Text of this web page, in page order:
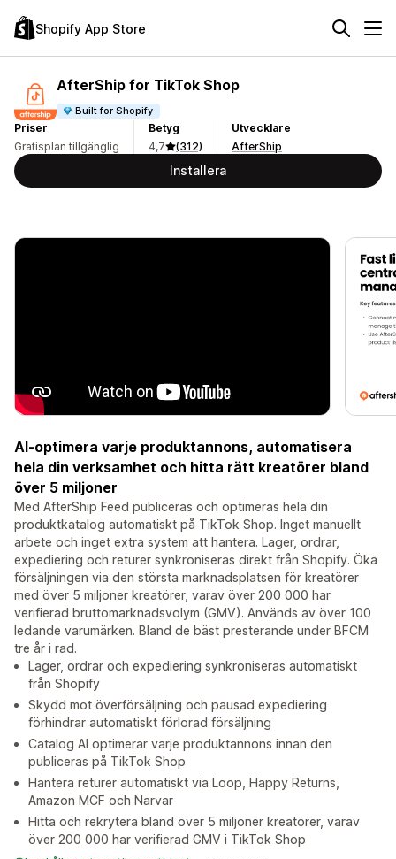
Shopify App Store
AfterShip for TikTok Shop
Built for Shopify
Priser
Gratisplan tillgänglig
Betyg
4,7
(312)
Utvecklare
AfterShip
Installera
AI-optimera varje produktannons, automatisera
hela din verksamhet och hitta rätt kreatörer bland
över 5 miljoner
Med AfterShip Feed publiceras och optimeras hela din
produktkatalog automatiskt på TikTok Shop. Inget manuellt
arbete och inget extra system att hantera. Lager, ordrar,
expediering och returer synkroniseras direkt från Shopify. Öka
försäljningen via den största marknadsplatsen för kreatörer
med över 5 miljoner kreatörer, varav över 200 000 har
verifierad bruttomarknadsvolym (GMV). Används av över 100
ledande varumärken. Bland de bäst presterande under BFCM
tre år i rad.
Lager, ordrar och expediering synkroniseras automatiskt
från Shopify
Skydd mot överförsäljning och pausad expediering
förhindrar automatiskt förlorad försäljning
Catalog AI optimerar varje produktannons innan den
publiceras på TikTok Shop
Hantera returer automatiskt via Loop, Happy Returns,
Amazon MCF och Narvar
Hitta och rekrytera bland över 5 miljoner kreatörer, varav
över 200 000 har verifierad GMV i TikTok Shop